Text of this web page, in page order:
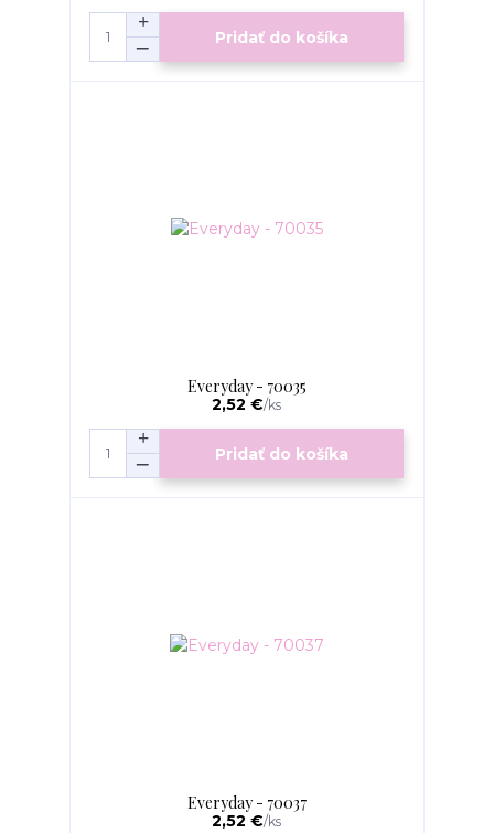
Pridať do košíka
Everyday - 70035
2,52 €/ks
Pridať do košíka
Everyday - 70037
2,52 €/ks